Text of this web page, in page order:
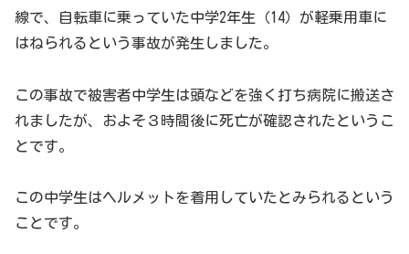
線で、自転車に乗っていた中学2年生（14）が軽乗用車に
はねられるという事故が発生しました。
この事故で被害者中学生は頭などを強く打ち病院に搬送さ
れましたが、およそ３時間後に死亡が確認されたというこ
とです。
この中学生はヘルメットを着用していたとみられるという
ことです。